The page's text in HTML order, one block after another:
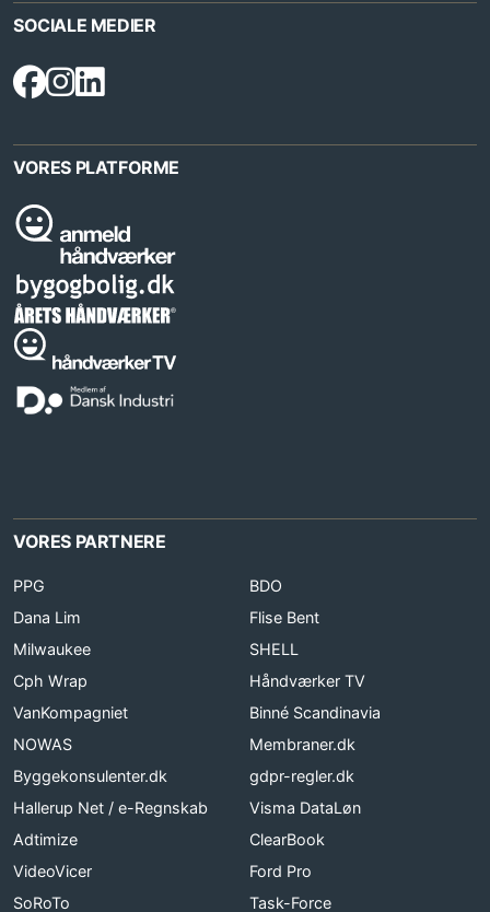
SOCIALE MEDIER
VORES PLATFORME
VORES PARTNERE
PPG
BDO
Dana Lim
Flise Bent
Milwaukee
SHELL
Cph Wrap
Håndværker TV
VanKompagniet
Binné Scandinavia
NOWAS
Membraner.dk
Byggekonsulenter.dk
gdpr-regler.dk
Hallerup Net / e-Regnskab
Visma DataLøn
Adtimize
ClearBook
VideoVicer
Ford Pro
SoRoTo
Task-Force